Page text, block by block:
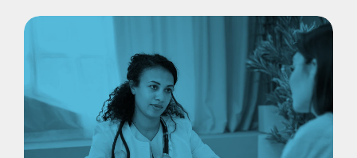
Agendar cita